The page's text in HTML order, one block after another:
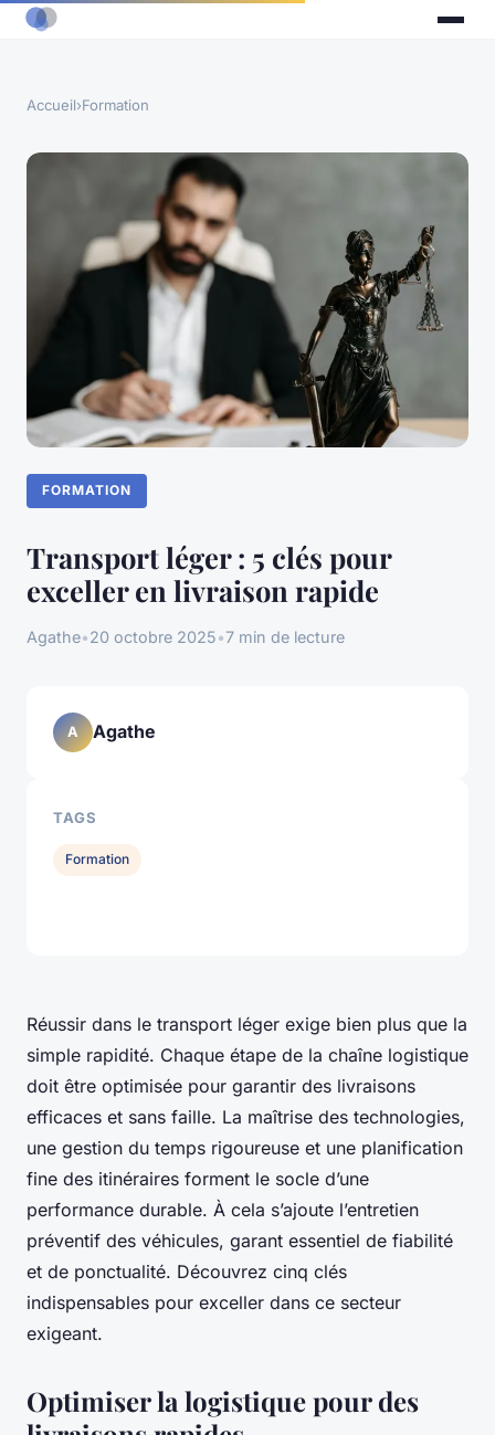
Accueil›Formation
FORMATION
Transport léger : 5 clés pour
exceller en livraison rapide
Agathe•20 octobre 2025•7 min de lecture
Réussir dans le transport léger exige bien plus que la
simple rapidité. Chaque étape de la chaîne logistique
doit être optimisée pour garantir des livraisons
efficaces et sans faille. La maîtrise des technologies,
une gestion du temps rigoureuse et une planification
fine des itinéraires forment le socle d’une
performance durable. À cela s’ajoute l’entretien
préventif des véhicules, garant essentiel de fiabilité
et de ponctualité. Découvrez cinq clés
indispensables pour exceller dans ce secteur
exigeant.
Optimiser la logistique pour des
A Agathe
TAGS
Formation